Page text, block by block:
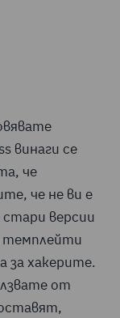
винаги се
че
че не ви е
версии
темплейти
за хакерите.
от